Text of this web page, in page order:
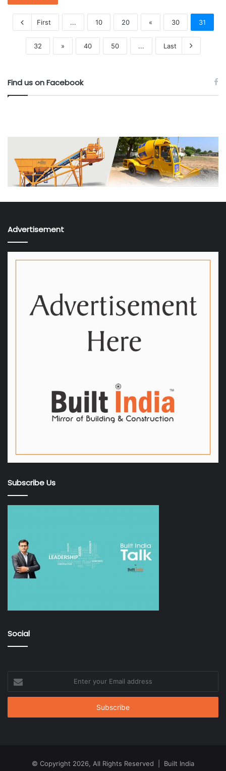
First ... 10 20 « 30 31
32 » 40 50 ... Last
Find us on Facebook
Advertisement
Subscribe Us
Social
your
Email
© Copyright 2026, All Rights Reserved | Built India